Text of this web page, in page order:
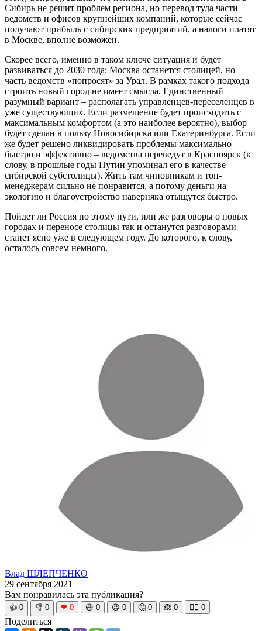
Сибирь не решит проблем региона, но перевод туда части
ведомств и офисов крупнейших компаний, которые сейчас
получают прибыль с сибирских предприятий, а налоги платят
в Москве, вполне возможен.
Скорее всего, именно в таком ключе ситуация и будет
развиваться до 2030 года: Москва останется столицей, но
часть ведомств «попросят» за Урал. В рамках такого подхода
строить новый город не имеет смысла. Единственный
разумный вариант – располагать управленцев-переселенцев в
уже существующих. Если размещение будет происходить с
максимальным комфортом (а это наиболее вероятно), выбор
будет сделан в пользу Новосибирска или Екатеринбурга. Если
же будет решено ликвидировать проблемы максимально
быстро и эффективно – ведомства переведут в Красноярск (к
слову, в прошлые годы Путин упоминал его в качестве
сибирской субстолицы). Жить там чиновникам и топ-
менеджерам сильно не понравится, а потому деньги на
экологию и благоустройство наверняка отыщутся быстро.
Пойдет ли Россия по этому пути, или же разговоры о новых
городах и переносе столицы так и останутся разговорами –
станет ясно уже в следующем году. До которого, к слову,
осталось совсем немного.
Влад ШЛЕПЧЕНКО
29 сентября 2021
Вам понравилась эта публикация?
👍 0 👎 0 ❤ 0 😆 0 😡 0 🤔 0 🙈 0 🧘‍♀️ 0
Поделиться